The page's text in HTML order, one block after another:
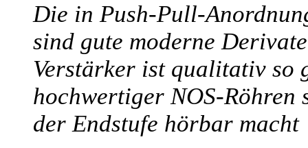
Die in Push-Pull-
sind gute moderne
Verstärker ist qualitativ so
hochwertiger NOS-
der Endstufe hörbar macht